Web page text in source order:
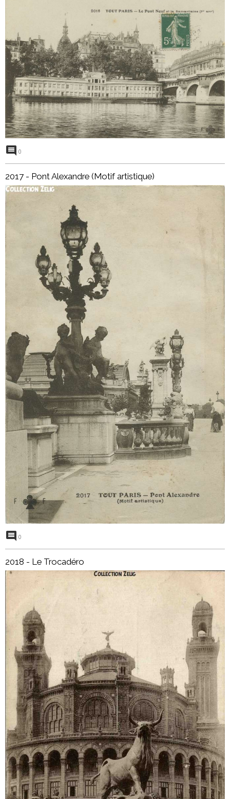
0
2017 - Pont Alexandre (Motif artistique)
0
2018 - Le Trocadéro